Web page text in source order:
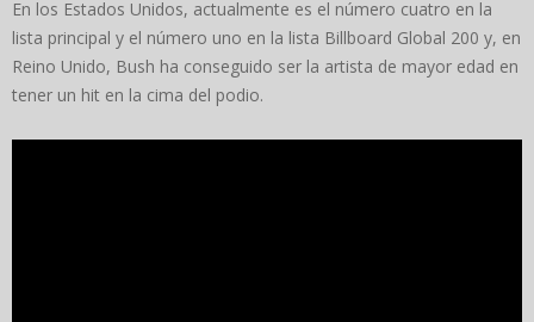
En los Estados Unidos, actualmente es el número cuatro en la
lista principal y el número uno en la lista Billboard Global 200 y, en
Reino Unido, Bush ha conseguido ser la artista de mayor edad en
tener un hit en la cima del podio.